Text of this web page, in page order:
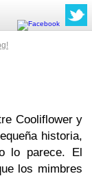
Cooliflower y
historia,
lo parece. El
los mimbres